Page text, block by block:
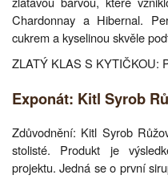
Chardonnay a Hibernal.
cukrem a kyselinou skvěle
ZLATÝ KLAS S KYTIČKOU:
Exponát: Kitl Syrob
Zdůvodnění: Kitl Syrob
stolisté. Produkt je
projektu. Jedná se o první